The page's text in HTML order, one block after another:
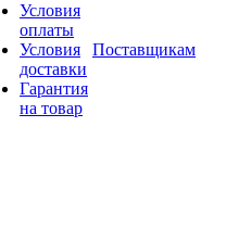
Условия
оплаты
Условия
доставки
Гарантия
на товар
Поставщикам